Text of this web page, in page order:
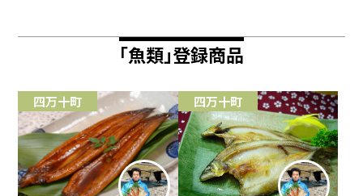
「魚類」登録商品
四万十町 四万十町